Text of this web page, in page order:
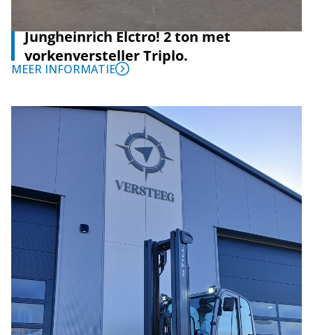
Jungheinrich Elctro! 2 ton met
vorkenversteller Triplo.
MEER INFORMATIE